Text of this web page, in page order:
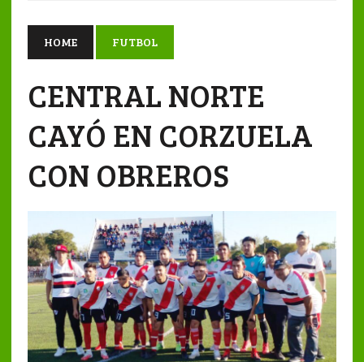
HOME FUTBOL
CENTRAL NORTE
CAYÓ EN CORZUELA
CON OBREROS